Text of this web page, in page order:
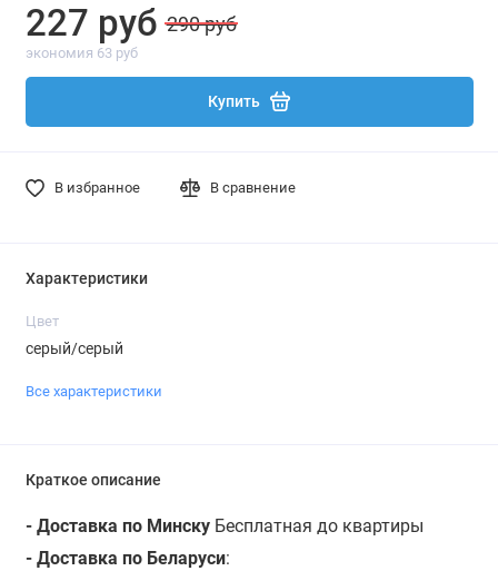
227 руб 290 руб
экономия 63 руб
Купить
В избранное В сравнение
Характеристики
Цвет
серый/серый
Все характеристики
Краткое описание
- Доставка по МинскуБесплатная до квартиры
- Доставка по Беларуси: